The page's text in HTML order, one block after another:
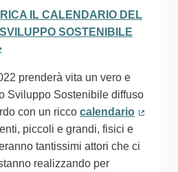
IL CALENDARIO DEL
SOSTENIBILE
prenderà vita un vero e
Sviluppo Sostenibile diffuso
con un ricco calendario
piccoli e grandi, fisici e
tantissimi attori che ci
realizzando per